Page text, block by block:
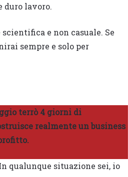
duro lavoro.
e non casuale. Se
sempre e solo per
terrò 4 giorni di
realmente un business
qualunque situazione sei, io